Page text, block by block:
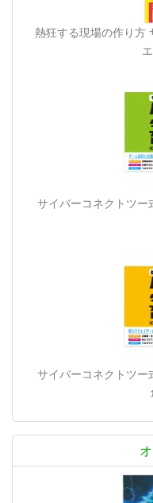
熱狂する現場の作り方
サイバーコネクトツー
サイバーコネクトツー